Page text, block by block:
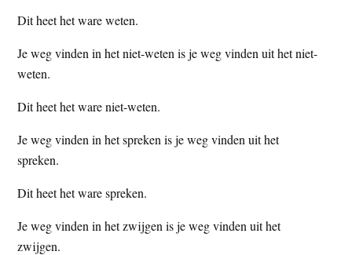
Dit heet het ware weten.
Je weg vinden in het niet-weten is je weg vinden uit het niet-
weten.
Dit heet het ware niet-weten.
Je weg vinden in het spreken is je weg vinden uit het
spreken.
Dit heet het ware spreken.
Je weg vinden in het zwijgen is je weg vinden uit het
zwijgen.